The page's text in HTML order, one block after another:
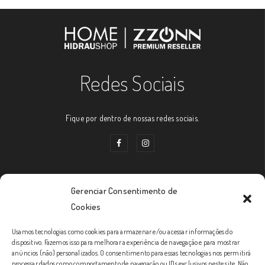
Gerenciar Consentimento de
Cookies
Usamos tecnologias como cookies para armazenar e/ou acessar informações do
dispositivo. Fazemos isso para melhorar a experiência de navegação e para mostrar
anúncios (não) personalizados. O consentimento para essas tecnologias nos permitirá
Redes Sociais
Fique por dentro de nossas redes sociais.
Links Úteis
Prazos de Entrega
Política de Trocas e Devoluções